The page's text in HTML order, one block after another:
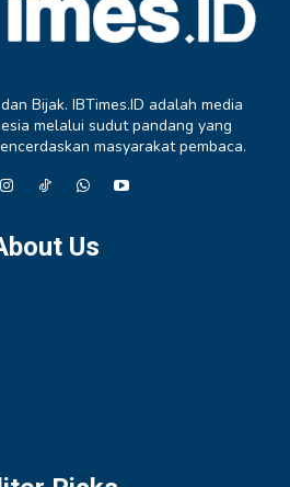
Bijak. IBTimes.ID adalah media
melalui sudut pandang yang
masyarakat pembaca.
Us